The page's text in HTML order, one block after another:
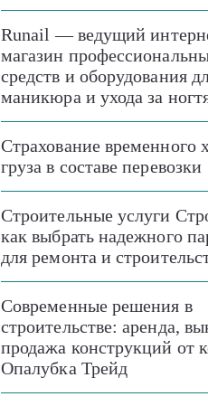
Runail — ведущий
магазин
средств и оборудования
маникюра и ухода за
Страхование временного
груза в составе перевозки
Строительные услуги
как выбрать надежного
для ремонта и
Современные решения в
строительстве: аренда,
продажа конструкций от
Опалубка Трейд